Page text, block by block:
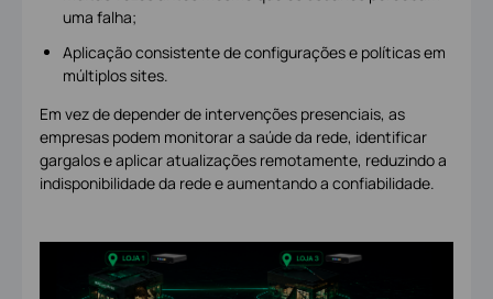
uma falha;
Aplicação consistente de configurações e políticas em
múltiplos sites.
Em vez de depender de intervenções presenciais, as
empresas podem monitorar a saúde da rede, identificar
gargalos e aplicar atualizações remotamente, reduzindo a
indisponibilidade da rede e aumentando a confiabilidade.